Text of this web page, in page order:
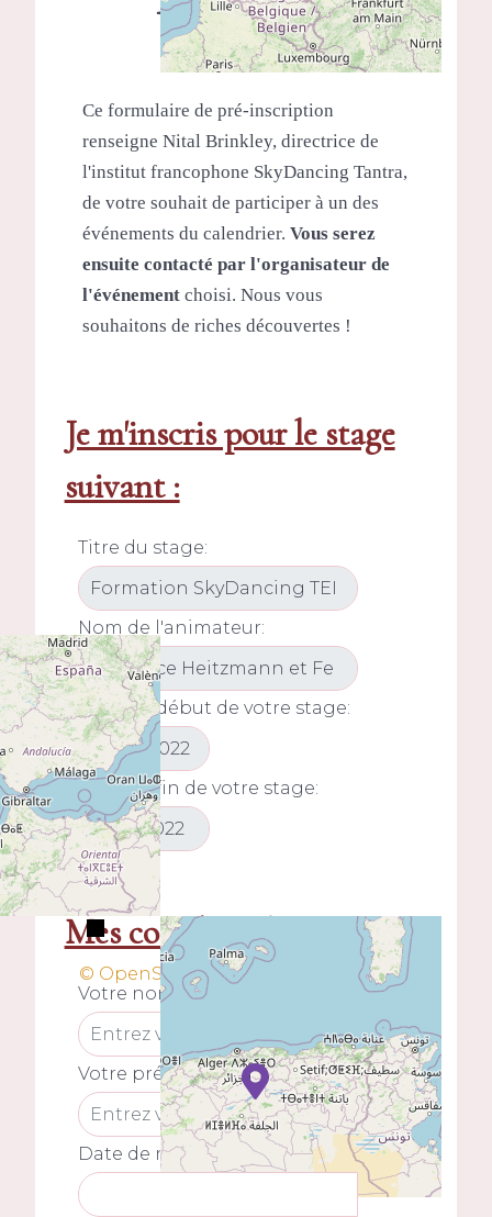
−
© OpenStreetMap
Ce formulaire de pré-inscription
renseigne Nital Brinkley, directrice de
l'institut francophone SkyDancing Tantra,
de votre souhait de participer à un des
événements du calendrier.Vous serez
ensuite contacté par l'organisateur de
l'événement choisi. Nous vous
souhaitons de riches découvertes !
Je m'inscris pour le stage
suivant :
Titre du stage:
Nom de l'animateur:
Date du début de votre stage:
Date de fin de votre stage:
Mes coordonnées
Votre nom:
Votre prénom:
Date de naissance: